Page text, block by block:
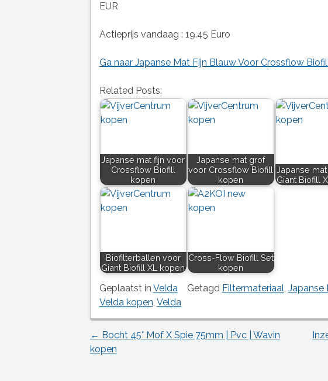
EUR
Actieprijs vandaag : 19.45 Euro
Ga naar Japanse Mat Fijn Blauw Voor Crossflow
Related Posts:
Japanse mat fijn voor
Crossflow Biofill
kopen
Japanse mat grof
voor Crossflow Biofill
kopen
Japanse
Giant Biofill
Biofilterballen voor
Giant Biofill XL kopen
Cross-Flow Biofill Set
kopen
Geplaatst in Velda Getagd Filtermateriaal, Japanse
Velda kopen, Velda
Berichtnavigatie
← Bocht 45° Mof X Spie 75mm | Pvc | Wavin
kopen